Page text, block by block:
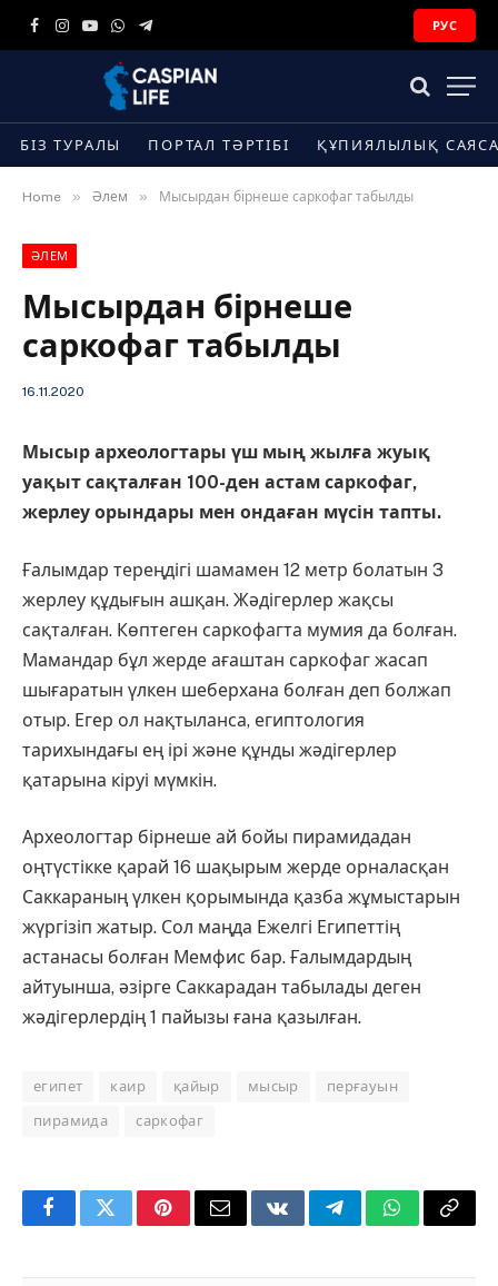
Facebook
Instagram
YouTube
WhatsApp
Telegram
РУС
БІЗ ТУРАЛЫ ПОРТАЛ ТӘРТІБІ ҚҰПИЯЛЫЛЫҚ
Home » Әлем » Мысырдан бірнеше саркофаг табылды
ӘЛЕМ
Мысырдан бірнеше
саркофаг табылды
16.11.2020
Мысыр археологтары үш мың жылға жуық
уақыт сақталған 100-ден астам саркофаг,
жерлеу орындары мен ондаған мүсін тапты.
Ғалымдар тереңдігі шамамен 12 метр болатын 3
жерлеу құдығын ашқан. Жәдігерлер жақсы
сақталған. Көптеген саркофагта мумия да болған.
Мамандар бұл жерде ағаштан саркофаг жасап
шығаратын үлкен шеберхана болған деп болжап
отыр. Егер ол нақтыланса, египтология
тарихындағы ең ірі және құнды жәдігерлер
қатарына кіруі мүмкін.
Археологтар бірнеше ай бойы пирамидадан
оңтүстікке қарай 16 шақырым жерде орналасқан
Саккараның үлкен қорымында қазба жұмыстарын
жүргізіп жатыр. Сол маңда Ежелгі Египеттің
астанасы болған Мемфис бар. Ғалымдардың
айтуынша, әзірге Саккарадан табылады деген
жәдігерлердің 1 пайызы ғана қазылған.
египет каир қайыр мысыр перғауын
пирамида саркофаг
FacebookTwitterPinterestEmail VKontakteTelegramWhatsApp
Copy